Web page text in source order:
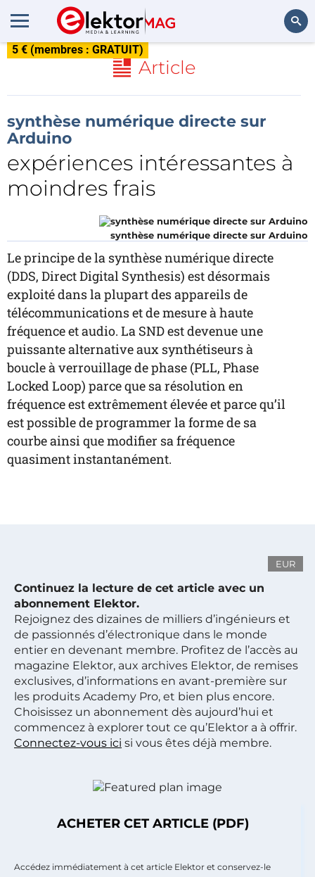
5 € (membres : GRATUIT)
Article
synthèse numérique directe sur
Arduino
expériences intéressantes à
moindres frais
synthèse numérique directe sur Arduino
Le principe de la synthèse numérique directe
(DDS, Direct Digital Synthesis) est désormais
exploité dans la plupart des appareils de
télécommunications et de mesure à haute
fréquence et audio. La SND est devenue une
puissante alternative aux synthétiseurs à
boucle à verrouillage de phase (PLL, Phase
Locked Loop) parce que sa résolution en
fréquence est extrêmement élevée et parce qu’il
est possible de programmer la forme de sa
courbe ainsi que modifier sa fréquence
quasiment instantanément.
EUR
Continuez la lecture de cet article avec un
abonnement Elektor.
Rejoignez des dizaines de milliers d’ingénieurs et
de passionnés d’électronique dans le monde
entier en devenant membre. Profitez de l’accès au
magazine Elektor, aux archives Elektor, de remises
exclusives, d’informations en avant-première sur
les produits Academy Pro, et bien plus encore.
Choisissez un abonnement dès aujourd’hui et
commencez à explorer tout ce qu’Elektor a à offrir.
Connectez-vous ici si vous êtes déjà membre.
ACHETER CET ARTICLE (PDF)
Accédez immédiatement à cet article Elektor et conservez-le